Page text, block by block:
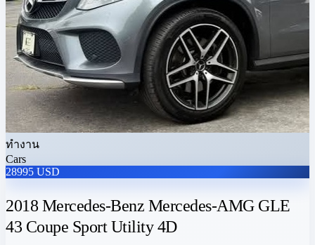
ทำงาน
Cars
28995 USD
2018 Mercedes-Benz Mercedes-AMG GLE
43 Coupe Sport Utility 4D